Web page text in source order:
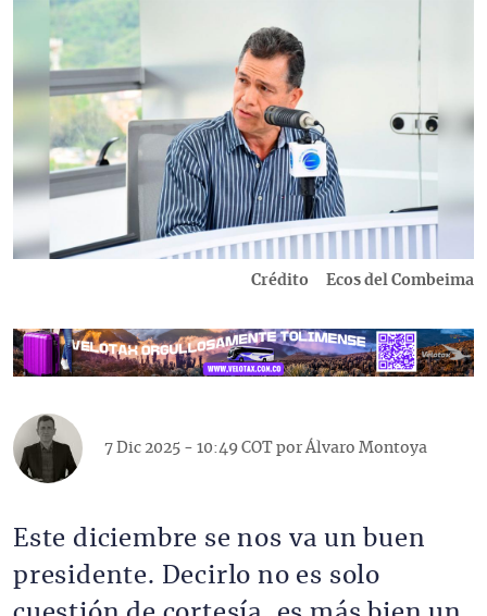
Imagen
Crédito Ecos del Combeima
7 Dic 2025 - 10:49 COT por Álvaro Montoya
Este diciembre se nos va un buen
presidente. Decirlo no es solo